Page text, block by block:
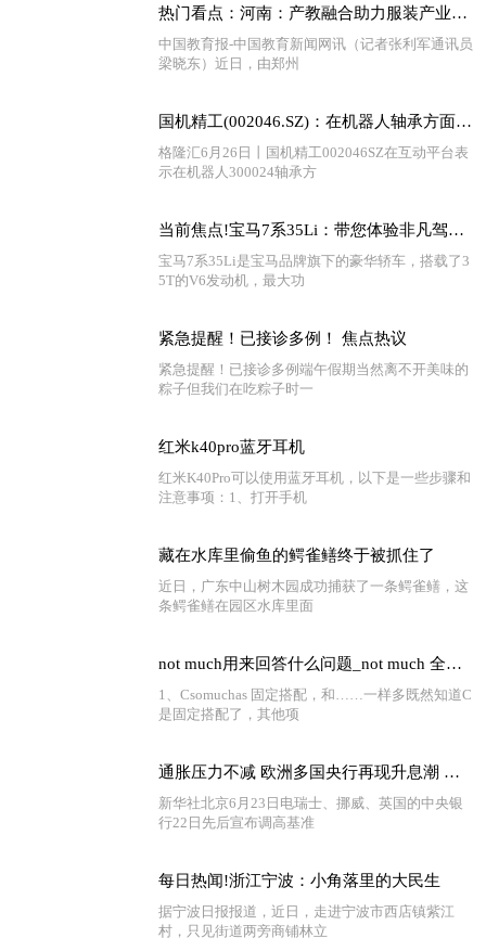
热门看点：河南：产教融合助力服装产业数智化人才培育
中国教育报-中国教育新闻网讯（记者张利军通讯员
梁晓东）近日，由郑州
国机精工(002046.SZ)：在机器人轴承方面，公司有研发和制造能力，但目前尚未实现对外销售 天天信息
格隆汇6月26日丨国机精工002046SZ在互动平台表
示在机器人300024轴承方
当前焦点!宝马7系35Li：带您体验非凡驾驶乐趣！
宝马7系35Li是宝马品牌旗下的豪华轿车，搭载了3
5T的V6发动机，最大功
紧急提醒！已接诊多例！ 焦点热议
紧急提醒！已接诊多例端午假期当然离不开美味的
粽子但我们在吃粽子时一
红米k40pro蓝牙耳机
红米K40Pro可以使用蓝牙耳机，以下是一些步骤和
注意事项：1、打开手机
藏在水库里偷鱼的鳄雀鳝终于被抓住了
近日，广东中山树木园成功捕获了一条鳄雀鳝，这
条鳄雀鳝在园区水库里面
not much用来回答什么问题_not much 全球快看点
1、Csomuchas 固定搭配，和……一样多既然知道C
是固定搭配了，其他项
通胀压力不减 欧洲多国央行再现升息潮 环球精选
新华社北京6月23日电瑞士、挪威、英国的中央银
行22日先后宣布调高基准
每日热闻!浙江宁波：小角落里的大民生
据宁波日报报道，近日，走进宁波市西店镇紫江
村，只见街道两旁商铺林立